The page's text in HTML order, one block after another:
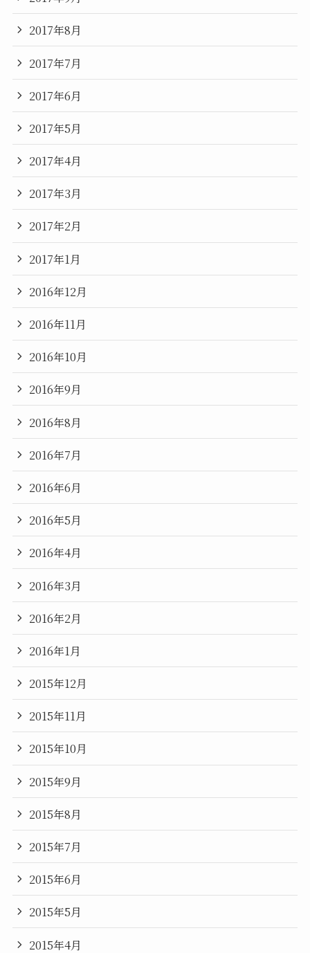
2017年8月
2017年7月
2017年6月
2017年5月
2017年4月
2017年3月
2017年2月
2017年1月
2016年12月
2016年11月
2016年10月
2016年9月
2016年8月
2016年7月
2016年6月
2016年5月
2016年4月
2016年3月
2016年2月
2016年1月
2015年12月
2015年11月
2015年10月
2015年9月
2015年8月
2015年7月
2015年6月
2015年5月
2015年4月